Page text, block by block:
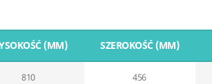
(MM) SZEROKOŚĆ (MM)
810 456